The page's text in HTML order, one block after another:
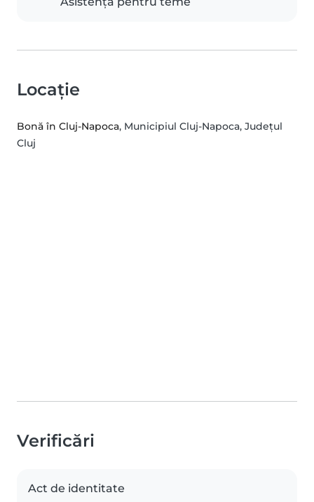
Locație
Bonă în Cluj-Napoca, Municipiul Cluj-Napoca, Județul
Cluj
Verificări
Act de identitate